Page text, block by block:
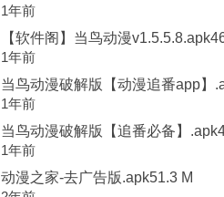
1年前
【软件阁】当鸟动漫
1年前
当鸟动漫破解版【动漫追番app】
1年前
当鸟动漫破解版【追番必备】
1年前
动漫之家-去广告版.apk51.3 M